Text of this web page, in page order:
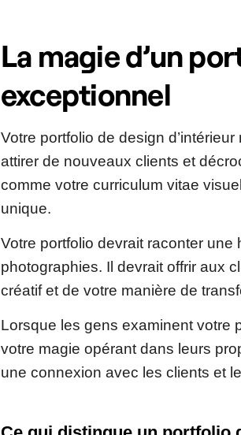
La magie d’un
exceptionnel
Votre portfolio de design
attirer de nouveaux clients et
comme votre curriculum vitae
unique.
Votre portfolio devrait raconter une
photographies. Il devrait offrir aux
créatif et de votre manière de
Lorsque les gens examinent votre
votre magie opérant dans leurs
une connexion avec les clients et